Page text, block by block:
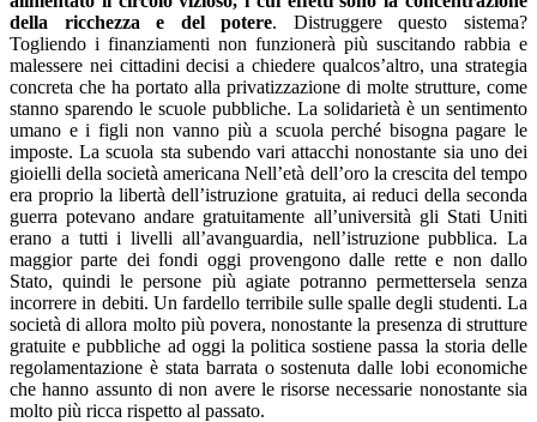
della ricchezza e del potere. Distruggere questo sistema?
Togliendo i finanziamenti non funzionerà più suscitando rabbia e
malessere nei cittadini decisi a chiedere qualcos’altro, una strategia
concreta che ha portato alla privatizzazione di molte strutture, come
stanno sparendo le scuole pubbliche. La solidarietà è un sentimento
umano e i figli non vanno più a scuola perché bisogna pagare le
imposte. La scuola sta subendo vari attacchi nonostante sia uno dei
gioielli della società americana Nell’età dell’oro la crescita del tempo
era proprio la libertà dell’istruzione gratuita, ai reduci della seconda
guerra potevano andare gratuitamente all’università gli Stati Uniti
erano a tutti i livelli all’avanguardia, nell’istruzione pubblica. La
maggior parte dei fondi oggi provengono dalle rette e non dallo
Stato, quindi le persone più agiate potranno permettersela senza
incorrere in debiti. Un fardello terribile sulle spalle degli studenti. La
società di allora molto più povera, nonostante la presenza di strutture
gratuite e pubbliche ad oggi la politica sostiene passa la storia delle
regolamentazione è stata barrata o sostenuta dalle lobi economiche
che hanno assunto di non avere le risorse necessarie nonostante sia
molto più ricca rispetto al passato.